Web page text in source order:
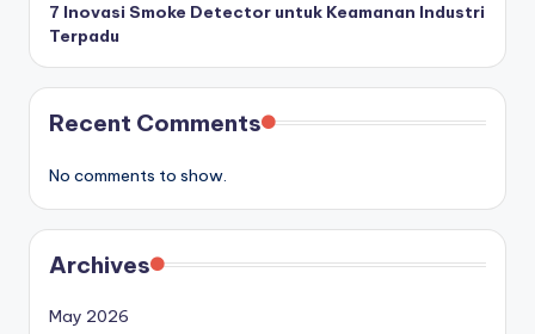
7 Inovasi Smoke Detector untuk Keamanan Industri
Terpadu
Recent Comments
No comments to show.
Archives
May 2026